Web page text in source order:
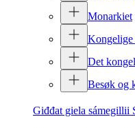
Monarkiet
Kongelige
Det
Besøk og
Giđđat giela sámegillii